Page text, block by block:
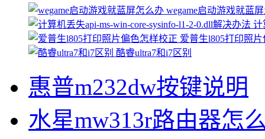
wegame启动游戏就蓝
计
爱普生l805打印照
酷睿ultra7和i7区别
惠普m232dw按键说明
水星mw313r路由器怎